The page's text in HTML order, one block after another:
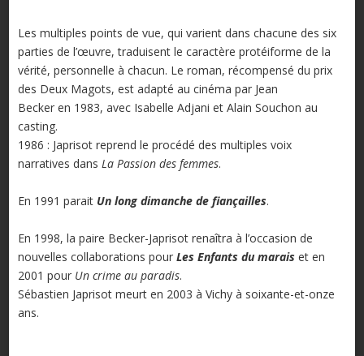
Les multiples points de vue, qui varient dans chacune des six
parties de l’œuvre, traduisent le caractère protéiforme de la
vérité, personnelle à chacun. Le roman, récompensé du prix
des Deux Magots, est adapté au cinéma par Jean
Becker en 1983, avec Isabelle Adjani et Alain Souchon au
casting.
1986 : Japrisot reprend le procédé des multiples voix
narratives dans La Passion des femmes.
En 1991 parait Un long dimanche de fiançailles.
En 1998, la paire Becker-Japrisot renaîtra à l’occasion de
nouvelles collaborations pour Les Enfants du marais et en
2001 pour Un crime au paradis.
Sébastien Japrisot meurt en 2003 à Vichy à soixante-et-onze
ans.